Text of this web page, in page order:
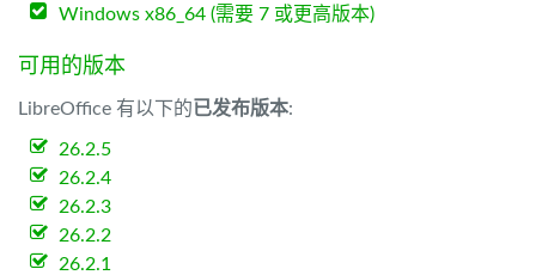
Windows x86_64 (需要 7 或更高版本)
可用的版本
LibreOffice 有以下的已发布版本:
26.2.5
26.2.4
26.2.3
26.2.2
26.2.1